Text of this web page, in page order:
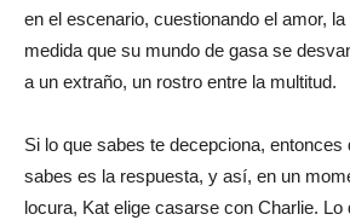
en el escenario, cuestionando el amor,
medida que su mundo de gasa se
a un extraño, un rostro entre la multitud.
Si lo que sabes te decepciona, entonces
sabes es la respuesta, y así, en un
locura, Kat elige casarse con Charlie.